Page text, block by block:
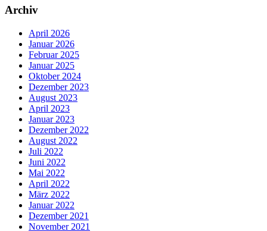
Archiv
April 2026
Januar 2026
Februar 2025
Januar 2025
Oktober 2024
Dezember 2023
August 2023
April 2023
Januar 2023
Dezember 2022
August 2022
Juli 2022
Juni 2022
Mai 2022
April 2022
März 2022
Januar 2022
Dezember 2021
November 2021